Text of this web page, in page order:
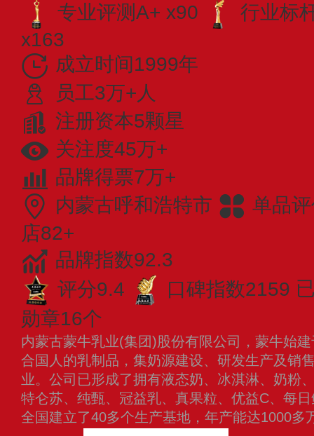
专业评测A+ x90
行业标
x163
成立时间1999年
员工3万+人
注册资本5颗星
关注度45万+
品牌得票7万+
内蒙古呼和浩特市
单品
店82+
品牌指数92.3
评分9.4
口碑指数2159
勋章16个
内蒙古蒙牛乳业(集团)股份有限公司，蒙牛始
合国人的乳制品，集奶源建设、研发生产及销
业。公司已形成了拥有液态奶、冰淇淋、奶粉
特仑苏、纯甄、冠益乳、真果粒、优益C、每
全国建立了40多个生产基地，年产能达1000多